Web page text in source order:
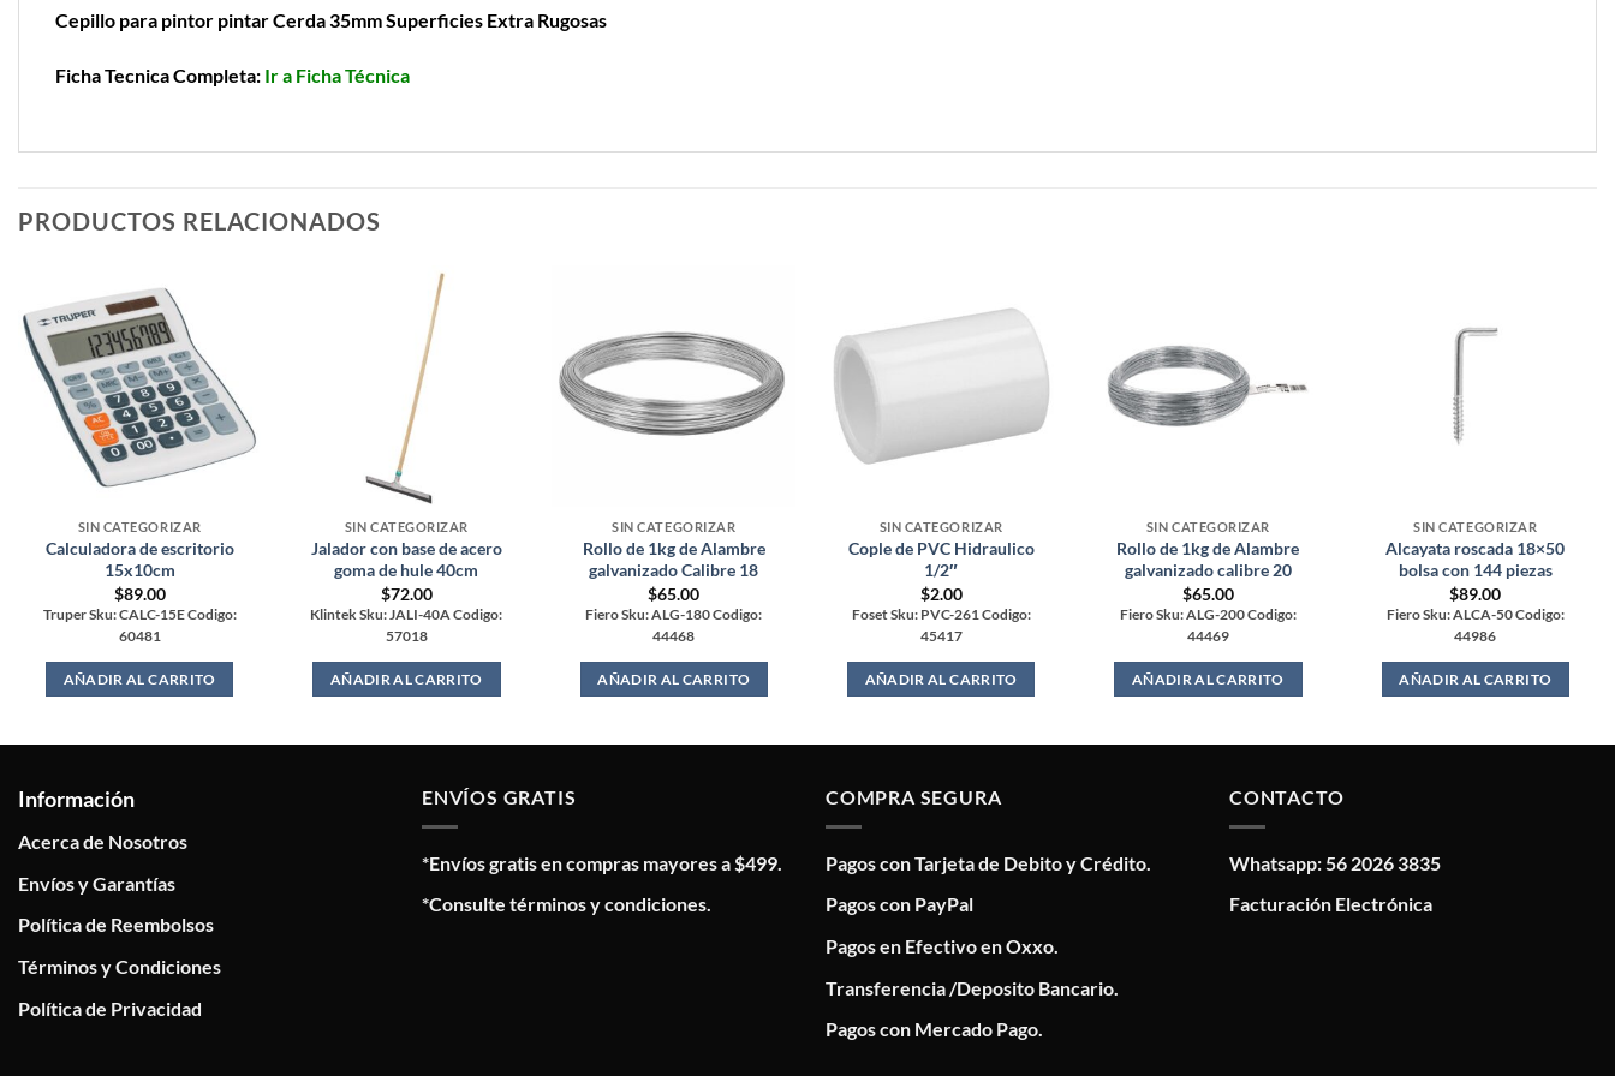
Cepillo para pintor pintar Cerda 35mm Superficies Extra Rugosas
Ficha Tecnica Completa: Ir a Ficha Técnica
PRODUCTOS RELACIONADOS
SIN CATEGORIZAR
Calculadora de escritorio
15x10cm
$89.00
Truper Sku: CALC-15E Codigo:
60481
AÑADIR AL CARRITO
SIN CATEGORIZAR
Jalador con base de acero
goma de hule 40cm
$72.00
Klintek Sku: JALI-40A Codigo:
57018
AÑADIR AL CARRITO
SIN CATEGORIZAR
Rollo de 1kg de Alambre
galvanizado Calibre 18
$65.00
Fiero Sku: ALG-180 Codigo:
44468
AÑADIR AL CARRITO
SIN CATEGORIZAR
Cople de PVC Hidraulico
1/2″
$2.00
Foset Sku: PVC-261 Codigo:
45417
AÑADIR AL CARRITO
SIN CATEGORIZAR
Rollo de 1kg de Alambre
galvanizado calibre 20
$65.00
Fiero Sku: ALG-200 Codigo:
44469
AÑADIR AL CARRITO
SIN CATEGORIZAR
Alcayata roscada 18×50
bolsa con 144 piezas
$89.00
Fiero Sku: ALCA-50 Codigo:
44986
AÑADIR AL CARRITO
Información
Acerca de Nosotros
Envíos y Garantías
Política de Reembolsos
Términos y Condiciones
Política de Privacidad
ENVÍOS GRATIS
*Envíos gratis en compras mayores a $499.
*Consulte términos y condiciones.
COMPRA SEGURA
Pagos con Tarjeta de Debito y Crédito.
Pagos con PayPal
Pagos en Efectivo en Oxxo.
Transferencia /Deposito Bancario.
Pagos con Mercado Pago.
CONTACTO
Whatsapp: 56 2026 3835
Facturación Electrónica